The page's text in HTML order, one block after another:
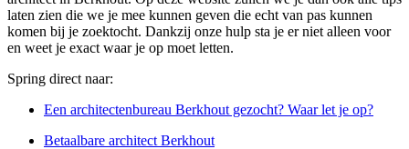
laten zien die we je mee kunnen geven die echt van pas kunnen
komen bij je zoektocht. Dankzij onze hulp sta je er niet alleen voor
en weet je exact waar je op moet letten.
Spring direct naar:
Een architectenbureau Berkhout gezocht? Waar let je op?
Betaalbare architect Berkhout